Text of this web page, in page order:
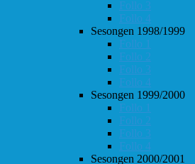
Follo 3
Follo 4
Sesongen 1998/1999
Follo 1
Follo 2
Follo 3
Follo 4
Sesongen 1999/2000
Follo 1
Follo 2
Follo 3
Follo 4
Sesongen 2000/2001